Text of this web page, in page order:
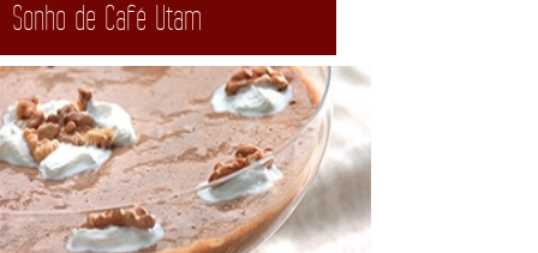
Sonho de Café Utam